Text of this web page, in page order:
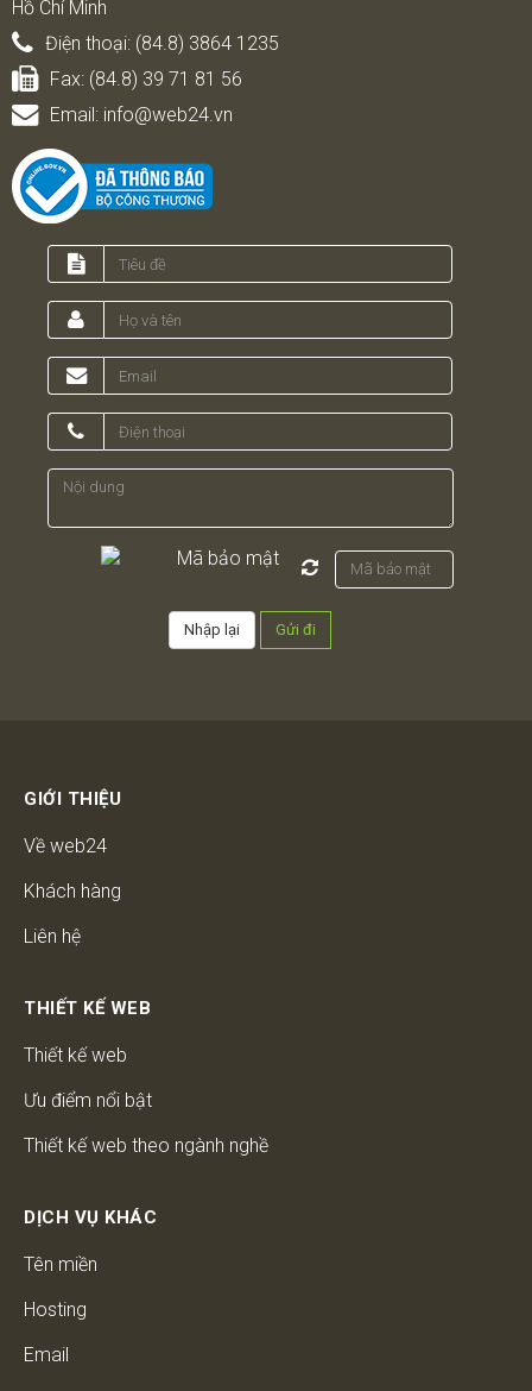
Hồ Chí Minh
Điện thoại: (84.8) 3864 1235
Fax: (84.8) 39 71 81 56
Email: info@web24.vn
GIỚI THIỆU
Về web24
Khách hàng
Liên hệ
THIẾT KẾ WEB
Thiết kế web
Ưu điểm nổi bật
Thiết kế web theo ngành nghề
DỊCH VỤ KHÁC
Tên miền
Hosting
Email